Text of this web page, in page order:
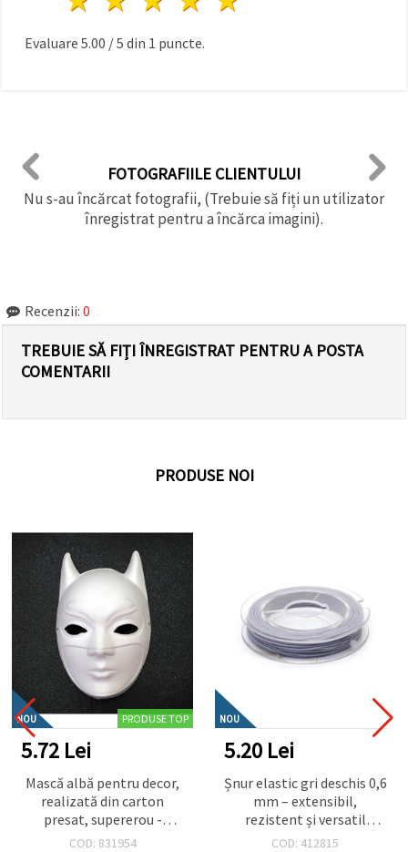
Evaluare 5.00 /5 din 1 puncte.
FOTOGRAFIILE CLIENTULUI
Nu s-au încărcat fotografii, (Trebuie să fiți un utilizator
înregistrat pentru a încărca imagini).
Recenzii: 0
TREBUIE SĂ FIȚI ÎNREGISTRAT PENTRU A POSTA
COMENTARII
PRODUSE NOI
NOU
5.20 Lei
Șnur elastic gri deschis 0,6
mm – extensibil,
rezistent și versatil
pentru bijuterii, craft și
COD: 412815
NOU
3.64 Lei
Panglică pentru flori și
ambalaje 25 mm roz ~18
metri
COD: 826039